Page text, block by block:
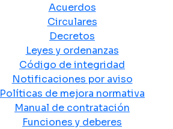
Acuerdos
Circulares
Decretos
Leyes y ordenanzas
Código de integridad
Notificaciones por aviso
Políticas de mejora normativa
Manual de contratación
Funciones y deberes